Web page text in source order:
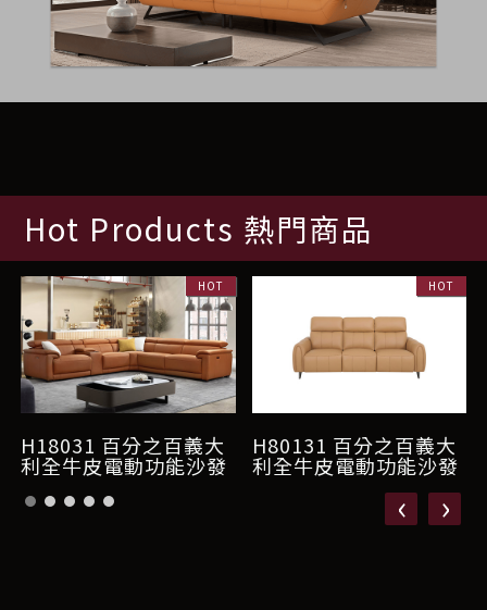
Hot Products 熱門商品
H18031 百分之百義大
利全牛皮電動功能沙發
H80131 百分之百義大
利全牛皮電動功能沙發
‹ ›